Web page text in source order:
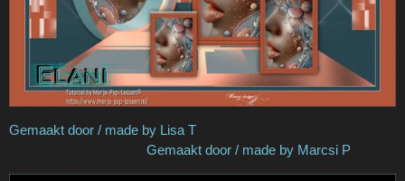
Gemaakt door / made by Lisa T
Gemaakt door / made by Marcsi P